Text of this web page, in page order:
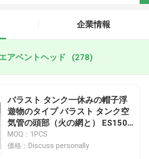
企業情報
アベントヘッド (278)
バラスト タンク一休みの帽子浮
遊物のタイプ バラスト タンク空
気管の頭部（火の網と） ES150
CB/T3594-1994
MOQ：1PCS
価格：Discuss personally